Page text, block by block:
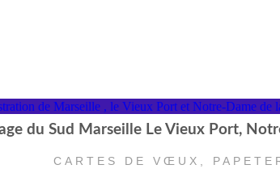
du Sud Marseille Le Vieux Port,
CARTES DE VŒUX